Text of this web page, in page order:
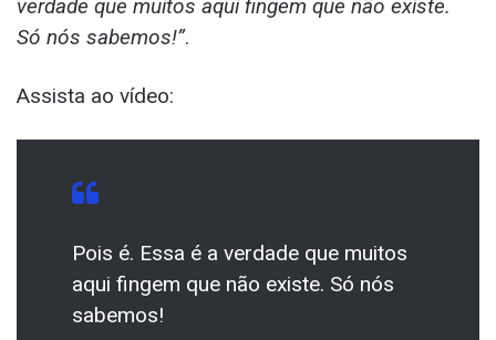
verdade que muitos aqui fingem que não existe.
Só nós sabemos!”.
Assista ao vídeo:
Pois é. Essa é a verdade que muitos
aqui fingem que não existe. Só nós
sabemos!